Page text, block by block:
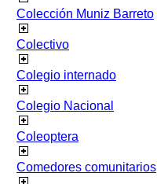
Colección Muniz Barreto
Colectivo
Colegio internado
Colegio Nacional
Coleoptera
Comedores comunitarios